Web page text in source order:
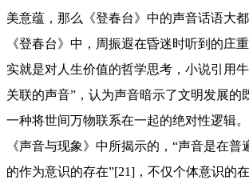
美意蕴，那么《登春台》中的声音话语大
《登春台》中，周振遐在昏迷时听到的庄
实就是对人生价值的哲学思考，小说引用
关联的声音”，认为声音暗示了文明发展的
一种将世间万物联系在一起的绝对性逻辑
《声音与现象》中所揭示的，“声音是在普
的作为意识的存在”[21]，不仅个体意识的